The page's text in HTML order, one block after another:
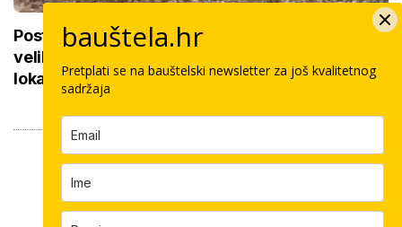
Postavljanje vodovodnih cijevi u okviru sedam
velikih projekata: Iznos 50 milijuna eura, ovo su
lokacije
bauštela.hr
Pretplati se na bauštelski newsletter za još kvalitetnog
sadržaja